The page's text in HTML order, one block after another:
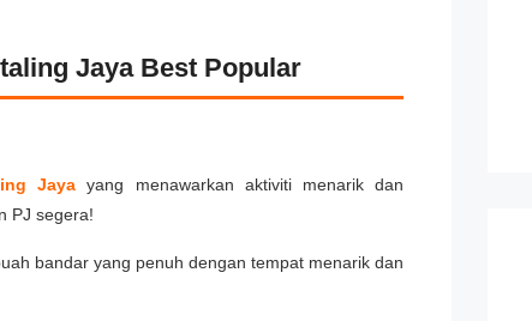
Jaya Best Popular
Jaya yang menawarkan aktiviti menarik dan
PJ segera!
bandar yang penuh dengan tempat menarik dan